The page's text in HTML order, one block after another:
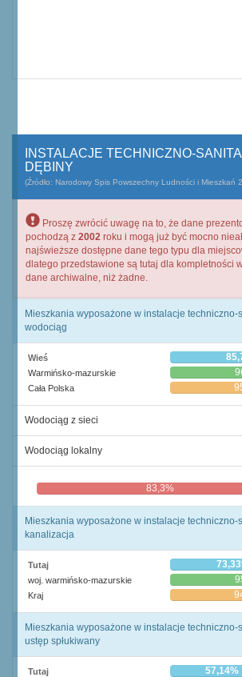
INSTALACJE TECHNICZNO-
DĘBINY
(Źródło: Narodowy Spis Powszechny Ludności i Mieszkań
Proszę zwrócić uwagę na to, że dane
pochodzą z 2002 roku i mogą już być mocno
najświeższe dostępne dane tego typu dla
dlatego przedstawione są tutaj dla kompletności
dane archiwalne, niż żadne.
Mieszkania wyposażone w instalacje techniczno-
wodociąg
Wieś
Warmińsko-mazurskie
Cała Polska
Wodociąg z sieci
Wodociąg lokalny
83,3%
Mieszkania wyposażone w instalacje techniczno-
kanalizacja
Tutaj
woj. warmińsko-mazurskie
Kraj
Mieszkania wyposażone w instalacje techniczno-
ustęp spłukiwany
Tutaj 57,14%